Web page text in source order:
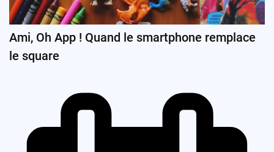
Ami, Oh App ! Quand le smartphone remplace
le square